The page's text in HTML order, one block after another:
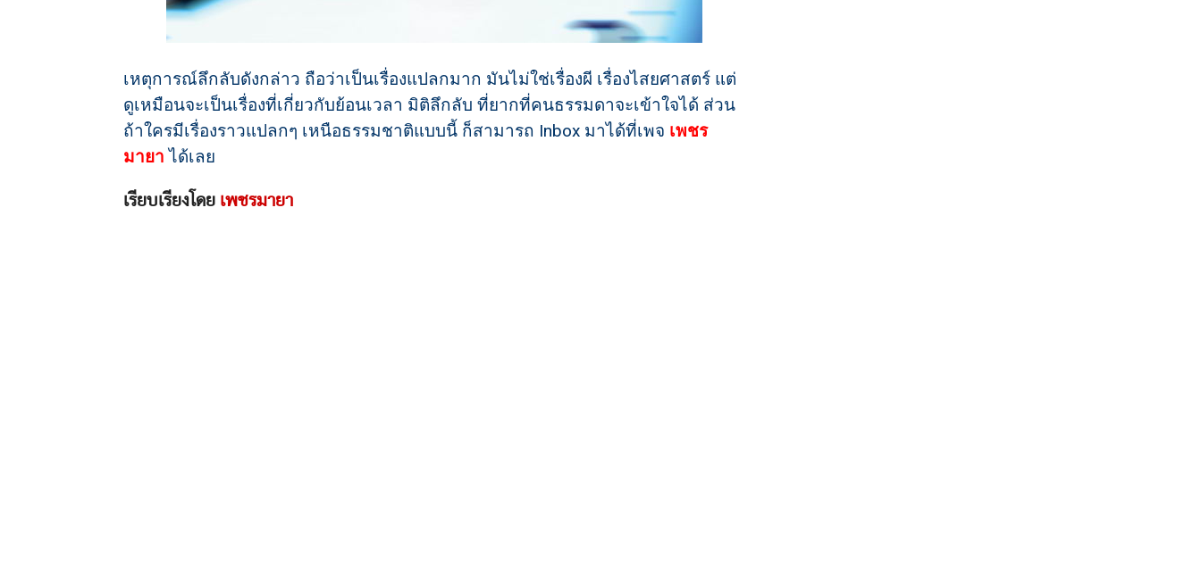
เหตุการณ์ลึกลับดังกล่าว ถือว่าเป็นเรื่องแปลกมาก มันไม่ใช่เรื่องผี เรื่องไสยศาสตร์ แต่
ดูเหมือนจะเป็นเรื่องที่เกี่ยวกับย้อนเวลา มิติลึกลับ ที่ยากที่คนธรรมดาจะเข้าใจได้ ส่วน
ถ้าใครมีเรื่องราวแปลกๆ เหนือธรรมชาติแบบนี้ ก็สามารถ Inbox มาได้ที่เพจ เพชร
มายา ได้เลย
เรียบเรียงโดย เพชรมายา